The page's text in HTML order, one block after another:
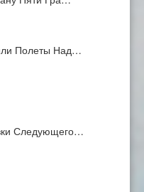
Полеты Над…
Следующего…